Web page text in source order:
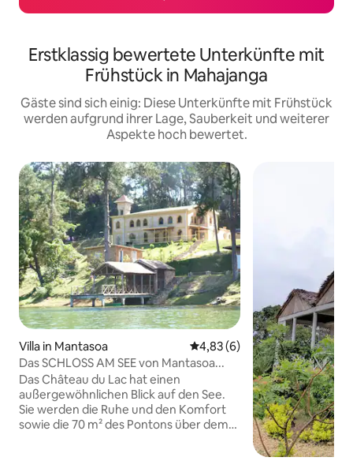
Erstklassig bewertete Unterkünfte mit
Frühstück in Mahajanga
Gäste sind sich einig: Diese Unterkünfte mit Frühstück
werden aufgrund ihrer Lage, Sauberkeit und weiterer
Aspekte hoch bewertet.
Villa in Mantasoa Durchschnittliche
4,83 (6)
Das SCHLOSS AM SEE von Mantasoa...
Das Château du Lac hat einen
außergewöhnlichen Blick auf den See.
Sie werden die Ruhe und den Komfort
sowie die 70 m² des Pontons über dem